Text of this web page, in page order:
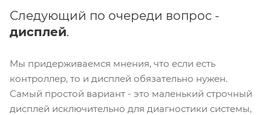
Следующий по очереди вопрос -
дисплей.
Мы придерживаемся мнения, что если есть
контроллер, то и дисплей обязательно нужен.
Самый простой вариант - это маленький строчный
дисплей исключительно для диагностики системы,